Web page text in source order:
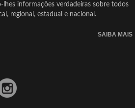
lhes informações verdadeiras sobre todos
regional, estadual e nacional.
SAIBA MAIS